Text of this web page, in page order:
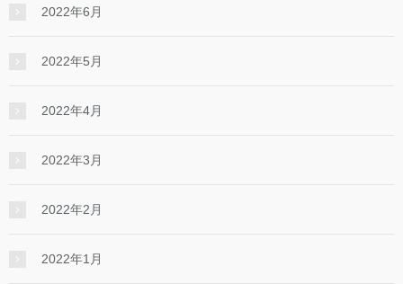
2022年6月
2022年5月
2022年4月
2022年3月
2022年2月
2022年1月